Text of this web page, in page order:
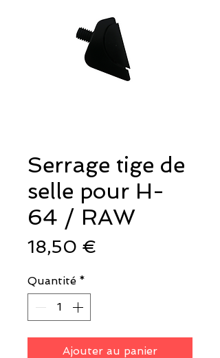
Serrage tige de
selle pour H-
64 / RAW
18,50 €
Quantité *
Ajouter au panier